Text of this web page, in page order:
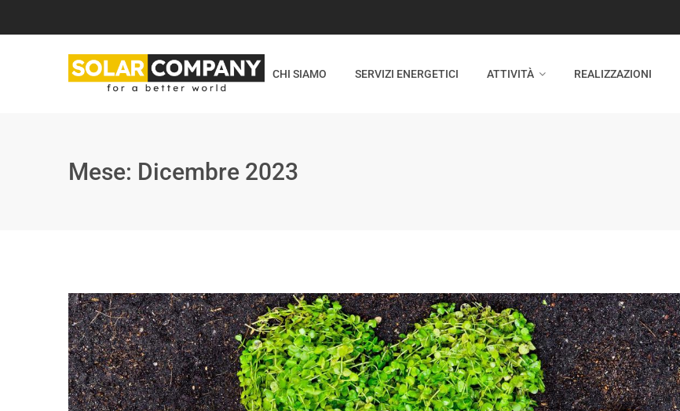
CHI SIAMO SERVIZI ENERGETICI ATTIVITÀ REALIZZAZIONI
Mese: Dicembre 2023